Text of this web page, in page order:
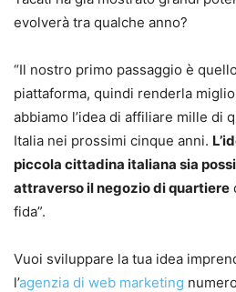
evolverà tra qualche anno?
“Il nostro primo passaggio è
piattaforma, quindi renderla
abbiamo l’idea di affiliare mille di
Italia nei prossimi cinque anni.
piccola cittadina italiana sia
attraverso il negozio di quartiere
fida”.
Vuoi sviluppare la tua idea
l’agenzia di web marketing